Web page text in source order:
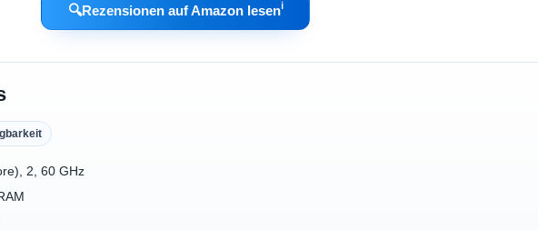
🔍Rezensionen auf Amazon lesenℹ︎
2, 60 GHz